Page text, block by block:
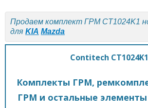
Продаем комплект ГРМ CT1024K1
для KIA Mazda
Contitech CT1024K1
Комплекты ГРМ,
ГРМ и остальные